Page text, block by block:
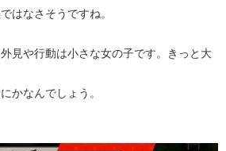
はなさそうですね。
見や行動は小さな女の子です。きっと大
かなんでしょう。